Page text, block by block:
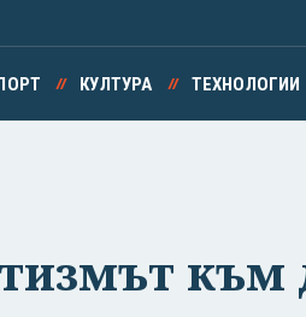
КУЛТУРА ТЕХНОЛОГИИ
към